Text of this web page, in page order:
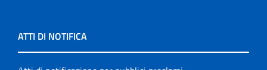
ATTI DI NOTIFICA